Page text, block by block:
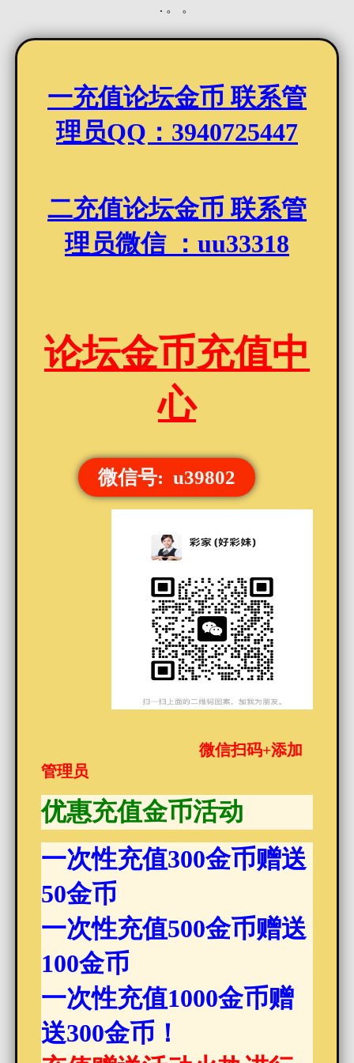
一充值论坛金币 联系管
理员QQ：3940725447
二充值论坛金币 联系管
理员微信 ：uu33318
论坛金币充值中
心
微信号: u39802
微信扫码+添加
管理员
优惠充值金币活动
一次性充值300金币赠送
50金币
一次性充值500金币赠送
100金币
一次性充值1000金币赠
送300金币！
. 。 。